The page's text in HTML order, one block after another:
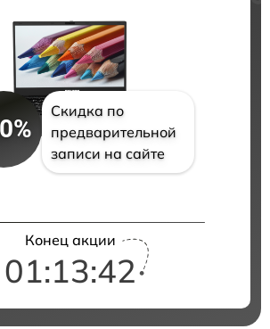
Скидка по
предварительной
записи на сайте
Конец акции
01:13:42